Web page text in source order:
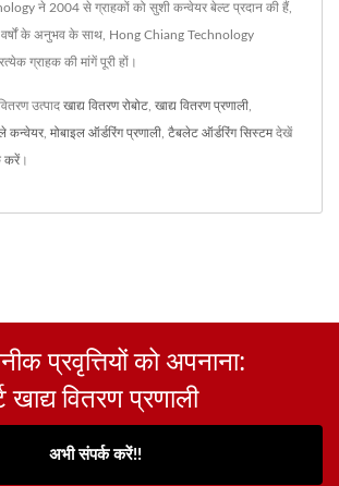
ने 2004 से ग्राहकों को सुशी कन्वेयर बेल्ट प्रदान की हैं,
के अनुभव के साथ, Hong Chiang Technology
ग्राहक की मांगें पूरी हों।
उत्पाद खाद्य वितरण रोबोट खाद्य वितरण प्रणाली
कन्वेयर, मोबाइल ऑर्डरिंग प्रणाली टैबलेट ऑर्डरिंग सिस्टमदेखें
करें।
प्रवृत्तियों को अपनाना:
खाद्य वितरण प्रणाली
अभी संपर्क करें!!